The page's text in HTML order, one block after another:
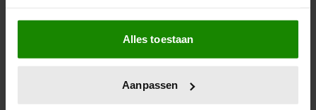
Als u het toestaat, willen we ook graag:
Informatie verzamelen over uw geografische
locatie, die tot een paar meter nauwkeurig kan zijn
scannen op specifieke eigenschappen (fingerprinting)
Alles toestaan
Aanpassen